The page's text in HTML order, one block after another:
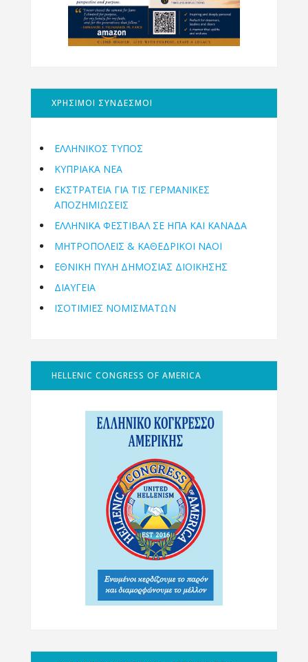
ΧΡΗΣΙΜΟΙ ΣΥΝΔΕΣΜΟΙ
ΕΛΛΗΝΙΚΟΣ ΤΥΠΟΣ
ΚΥΠΡΙΑΚΑ ΝΕΑ
ΕΚΣΤΡΑΤΕΙΑ ΓΙΑ ΤΙΣ ΓΕΡΜΑΝΙΚΕΣ
ΑΠΟΖΗΜΙΩΣΕΙΣ
ΕΛΛΗΝΙΚΆ ΦΕΣΤΙΒΆΛ ΣΕ ΗΠΑ ΚΑΙ ΚΑΝΑΔΑ
ΜΗΤΡΟΠΌΛΕΙΣ & ΚΑΘΕΔΡΙΚΟΊ ΝΑΟΊ
ΕΘΝΙΚΉ ΠΎΛΗ ΔΗΜΌΣΙΑΣ ΔΙΟΊΚΗΣΗΣ
ΔΙΑΥΓΕΙΑ
ΙΣΟΤΙΜΙΕΣ ΝΟΜΙΣΜΑΤΩΝ
HELLENIC CONGRESS OF AMERICA